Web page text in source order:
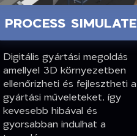
PROCESS SIMULATE
Digitális gyártási megoldás
amellyel 3D környezetben
ellenőrizheti és fejlesztheti a
gyártási műveleteket, így
kevesebb hibával és
gyorsabban indulhat a